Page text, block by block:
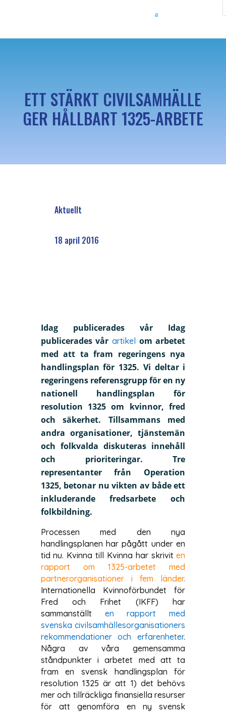
ETT STÄRKT CIVILSAMHÄLLE
GER HÅLLBART 1325-ARBETE
Aktuellt
18 april 2016
Idag publicerades vår Idag
publicerades vår artikel om arbetet
med att ta fram regeringens nya
handlingsplan för 1325. Vi deltar i
regeringens referensgrupp för en ny
nationell handlingsplan för
resolution 1325 om kvinnor, fred
och säkerhet. Tillsammans med
andra organisationer, tjänstemän
och folkvalda diskuteras innehåll
och prioriteringar. Tre
representanter från Operation
1325, betonar nu vikten av både ett
inkluderande fredsarbete och
folkbildning.
Processen med den nya
handlingsplanen har pågått under en
tid nu. Kvinna till Kvinna har skriviten
rapport om 1325-arbetet med
partnerorganisationer i fem länder.
Internationella Kvinnoförbundet för
Fred och Frihet (IKFF) har
sammanställt en rapport med
svenska civilsamhällesorganisationers
rekommendationer och erfarenheter.
Några av våra gemensamma
ståndpunkter i arbetet med att ta
fram en svensk handlingsplan för
resolution 1325 är att 1) det behövs
mer och tillräckliga finansiella resurser
för att genomföra en ny svensk